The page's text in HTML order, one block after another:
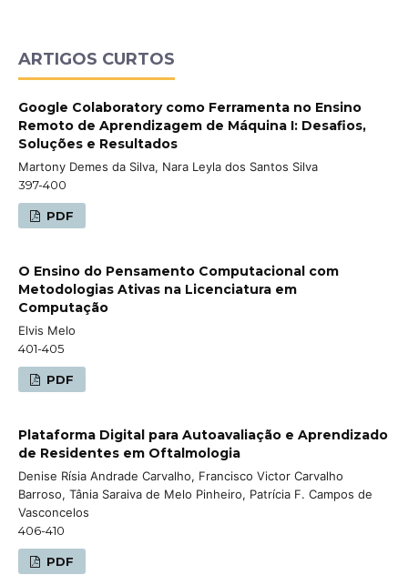
ARTIGOS CURTOS
Google Colaboratory como Ferramenta no Ensino
Remoto de Aprendizagem de Máquina I: Desafios,
Soluções e Resultados
Martony Demes da Silva, Nara Leyla dos Santos Silva
397-400
PDF
O Ensino do Pensamento Computacional com
Metodologias Ativas na Licenciatura em
Computação
Elvis Melo
401-405
PDF
Plataforma Digital para Autoavaliação e Aprendizado
de Residentes em Oftalmologia
Denise Rísia Andrade Carvalho, Francisco Victor Carvalho
Barroso, Tânia Saraiva de Melo Pinheiro, Patrícia F. Campos de
Vasconcelos
406-410
PDF